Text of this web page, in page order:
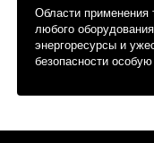
Области
любого
энергоресурсы и
безопасности